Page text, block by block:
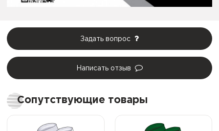
Задать вопрос
Написать отзыв
Сопутствующие товары